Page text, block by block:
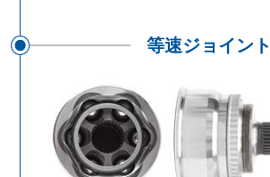
等速ジョイント